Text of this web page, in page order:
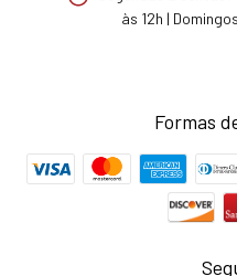
às 12h |
Formas